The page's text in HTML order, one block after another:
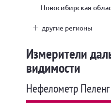
Новосибирская
другие регионы
Измерители
видимости
Нефелометр